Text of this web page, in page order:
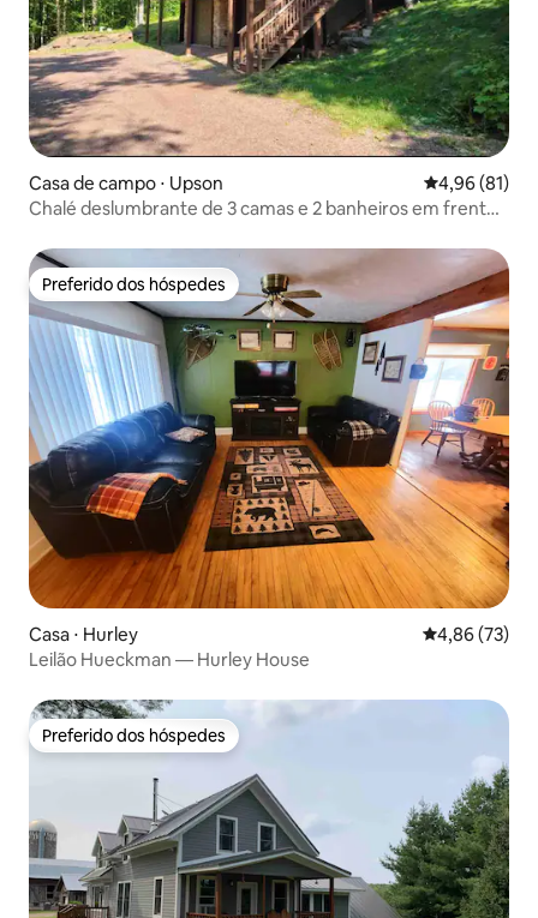
Casa de campo ⋅ Upson 4,96 de uma
4,96 (81)
Chalé deslumbrante de 3 camas e 2 banheiros em frente
Preferido dos hóspedes
Preferido dos hóspedes
Casa ⋅ Hurley 4,86 de uma
4,86 (73)
Leilão Hueckman — Hurley House
Preferido dos hóspedes
Preferido dos hóspedes